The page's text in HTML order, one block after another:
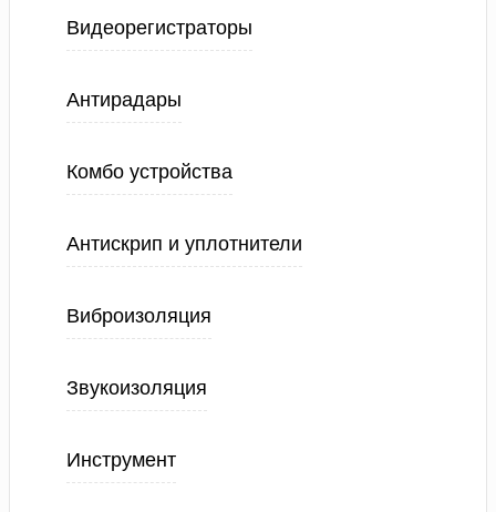
Видеорегистраторы
Антирадары
Комбо устройства
Антискрип и уплотнители
Виброизоляция
Звукоизоляция
Инструмент